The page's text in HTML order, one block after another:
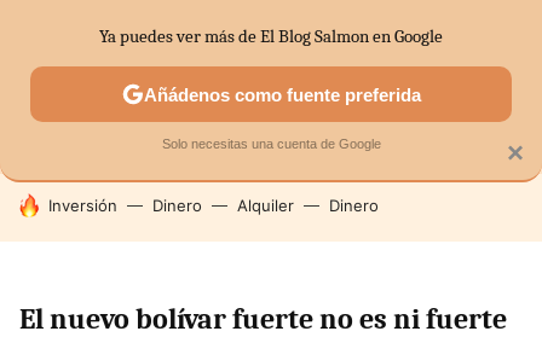
SECTORES ECONOMÍA DOMÉSTICA MERCADOS
HOY SE HABLA DE
Inversión Dinero Alquiler Dinero
El nuevo bolívar fuerte no es ni fuerte
×
Ya puedes ver más de El Blog Salmon en Google
Añádenos como fuente preferida
Solo necesitas una cuenta de Google